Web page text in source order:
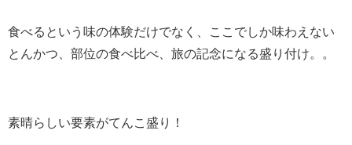
食べるという味の体験だけでなく、ここでしか味わえない
とんかつ、部位の食べ比べ、旅の記念になる盛り付け。。
素晴らしい要素がてんこ盛り！